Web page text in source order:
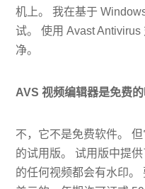
机上。 我在基于
试。 使用 Avast
净。
AVS 视频编辑器是免费的
不，它不是免费软件。
的试用版。 试用版中提
的任何视频都会有水印